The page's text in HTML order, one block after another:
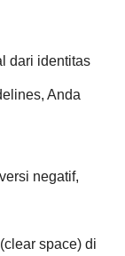
dari identitas
Anda
negatif,
space) di